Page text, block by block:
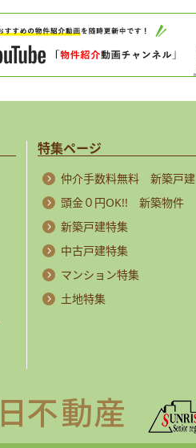
特集ページ
仲介手数料無料 新築戸建
頭金０円OK!! 新築物件
新築戸建特集
中古戸建特集
マンション特集
土地特集